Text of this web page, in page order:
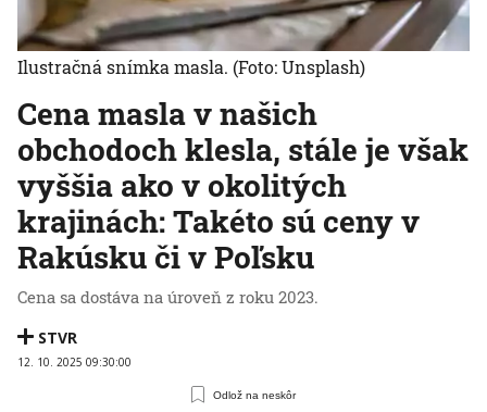
Cena masla v našich
obchodoch klesla, stále je však
vyššia ako v okolitých
krajinách: Takéto sú ceny v
Rakúsku či v Poľsku
Cena sa dostáva na úroveň z roku 2023.
STVR
12. 10. 2025 09:30:00
Odlož na neskôr
Ilustračná snímka masla. (Foto: Unsplash)